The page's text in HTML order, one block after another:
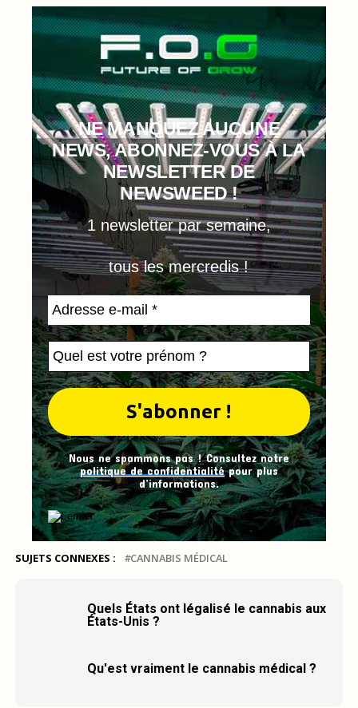
NE MANQUEZ AUCUNE
NEWS, ABONNEZ-VOUS À LA
NEWSLETTER DE
NEWSWEED !
1 newsletter par semaine,
tous les mercredis !
Nous ne spammons pas ! Consultez notre
politique de confidentialitépour plus
d’informations.
SUJETS CONNEXES : CANNABIS MÉDICAL
Quels États ont légalisé le cannabis aux
États-Unis ?
Qu'est vraiment le cannabis médical ?